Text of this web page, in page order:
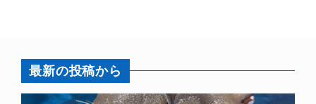
最新の投稿から